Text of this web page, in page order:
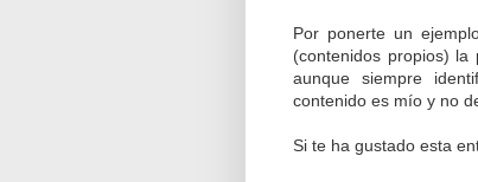
Por ponerte un
(contenidos propios) la
aunque siempre
contenido es mío y no
Si te ha gustado esta